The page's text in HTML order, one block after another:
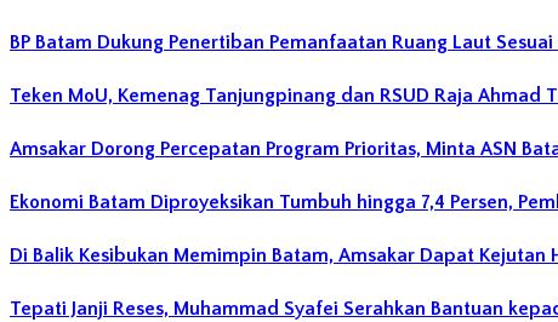
BP Batam Dukung Penertiban Pemanfaatan Ruang Laut
Teken MoU, Kemenag Tanjungpinang dan RSUD Raja Ahmad
Amsakar Dorong Percepatan Program Prioritas, Minta ASN
Ekonomi Batam Diproyeksikan Tumbuh hingga 7,4 Persen,
Di Balik Kesibukan Memimpin Batam, Amsakar Dapat Kejutan
Tepati Janji Reses, Muhammad Syafei Serahkan Bantuan